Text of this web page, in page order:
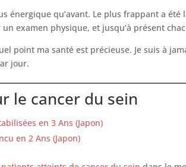
énergique qu’avant. Le plus frappant a
examen physique, et jusqu’à présent
point ma santé est précieuse. Je suis à
jour.
le cancer du sein
en 3 Ans (Japon)
en 2 Ans (Japon)